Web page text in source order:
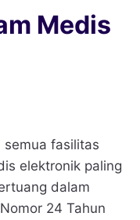
Medis
semua fasilitas
elektronik paling
dalam
24 Tahun